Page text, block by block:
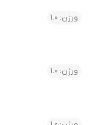
ورژن: 1.0
ورژن: 1.0